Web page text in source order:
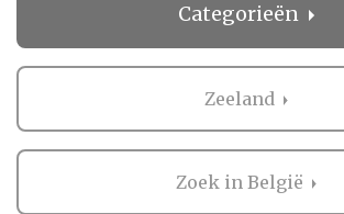
Categorieën
Zeeland
Zoek in België